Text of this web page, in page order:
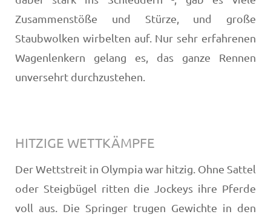
Zusammenstöße und Stürze, und große
Staubwolken wirbelten auf. Nur sehr erfahrenen
Wagenlenkern gelang es, das ganze Rennen
unversehrt durchzustehen.
HITZIGE WETTKÄMPFE
Der Wettstreit in Olympia war hitzig. Ohne Sattel
oder Steigbügel ritten die Jockeys ihre Pferde
voll aus. Die Springer trugen Gewichte in den